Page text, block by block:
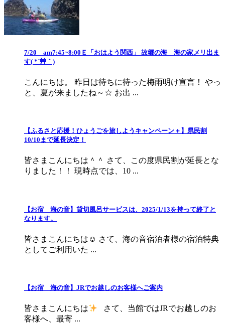
7/20 am7:45~8:00Ｅ「おはよう関西」 故郷の海 海の家メリ出ま
す( *´艸｀)
こんにちは。 昨日は待ちに待った梅雨明け宣言！ やっ
と、夏が来ましたね～☆ お出 ...
【ふるさと応援！ひょうごを旅しようキャンペーン＋】県民割
10/10まで延長決定！
皆さまこんにちは＾＾ さて、この度県民割が延長とな
りました！！ 現時点では、10 ...
【お宿 海の音】貸切風呂サービスは、2025/1/13を持って終了と
なります。
皆さまこんにちは☺ さて、海の音宿泊者様の宿泊特典
としてご利用いた ...
【お宿 海の音】JRでお越しのお客様へご案内
皆さまこんにちは
さて、当館ではJRでお越しのお
客様へ、最寄 ...